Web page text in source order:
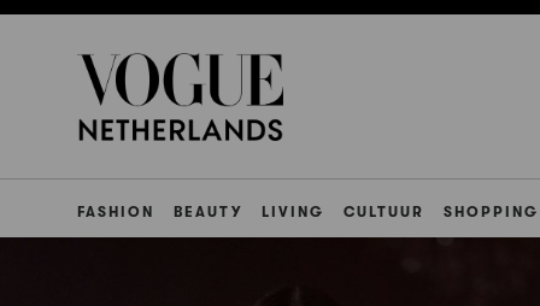
FASHION BEAUTY LIVING CULTUUR SHOPPING